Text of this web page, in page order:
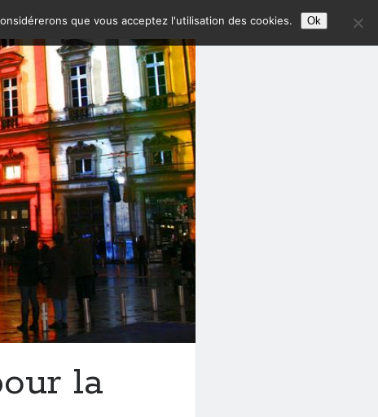
la
que vous acceptez l'utilisation des cookies. Ok